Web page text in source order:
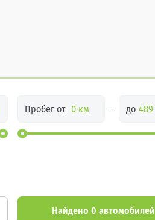
Пробег от до
Найдено 0 автомобилей